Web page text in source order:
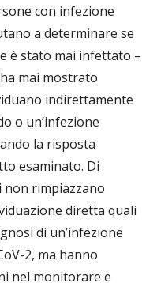
con infezione
a determinare se
è stato mai infettato –
mai mostrato
indirettamente
o un’infezione
la risposta
esaminato. Di
non rimpiazzano
diretta quali
di un’infezione
2, ma hanno
nel monitorare e